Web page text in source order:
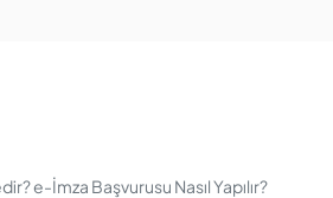
e-İmza Başvurusu Nasıl Yapılır?